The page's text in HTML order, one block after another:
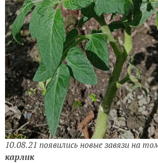
10.08.21 появились новые завязи на
карлик